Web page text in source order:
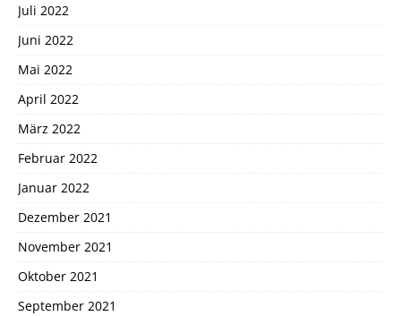
Juli 2022
Juni 2022
Mai 2022
April 2022
März 2022
Februar 2022
Januar 2022
Dezember 2021
November 2021
Oktober 2021
September 2021